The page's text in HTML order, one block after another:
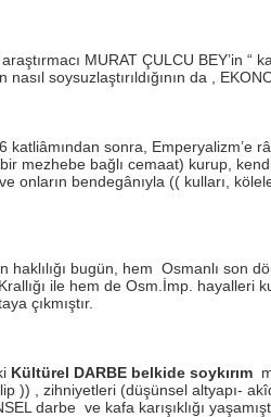
MURAT ÇULCU BEY’in “
nasıl soysuzlaştırıldığının da ,
katliâmından sonra, Emperyalizm’e
mezhebe bağlı cemaat) kurup,
onların bendegânıyla (( kulları,
haklılığı bugün, hem Osmanlı son
ile hem de Osm.İmp. hayalleri
çıkmıştır.
Kültürel DARBE belkide soykırım
)) , zihniyetleri (düşünsel altyapı-
darbe ve kafa karışıklığı